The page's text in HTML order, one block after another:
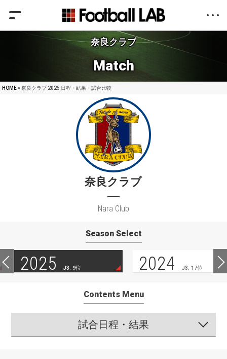
奈良クラブ
Match
HOME» 奈良クラブ 2025 日程・結果・試合比較
奈良クラブ
Nara Club
Season Select
2025 J3. 9位 2024 J3. 17位
Contents Menu
試合日程・結果